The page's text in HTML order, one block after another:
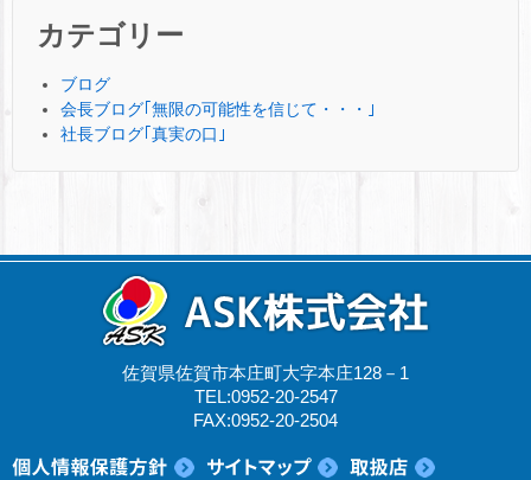
カテゴリー
ブログ
会長ブログ｢無限の可能性を信じて・・・｣
社長ブログ｢真実の口｣
佐賀県佐賀市本庄町大字本庄128－1
TEL:0952-20-2547
FAX:0952-20-2504